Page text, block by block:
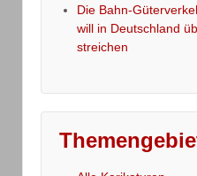
Die Bahn-
will in Deutschland
streichen